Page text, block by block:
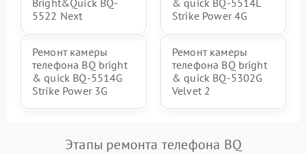
Bright&Quick BQ-
5522 Next
& quick BQ-5514L
Strike Power 4G
Ремонт камеры
телефона BQ bright
& quick BQ-5514G
Strike Power 3G
Ремонт камеры
телефона BQ bright
& quick BQ-5302G
Velvet 2
Этапы ремонта телефона BQ